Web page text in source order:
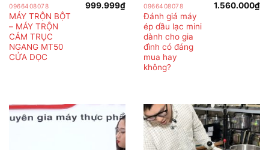
0966408078
MÁY TRỘN BỘT
– MÁY TRỘN
CÁM TRỤC
NGANG MT50
CỬA DỌC
999.999₫ 0966408078
Đánh giá máy
ép dầu lạc mini
dành cho gia
đình có đáng
mua hay
không?
1.560.000₫